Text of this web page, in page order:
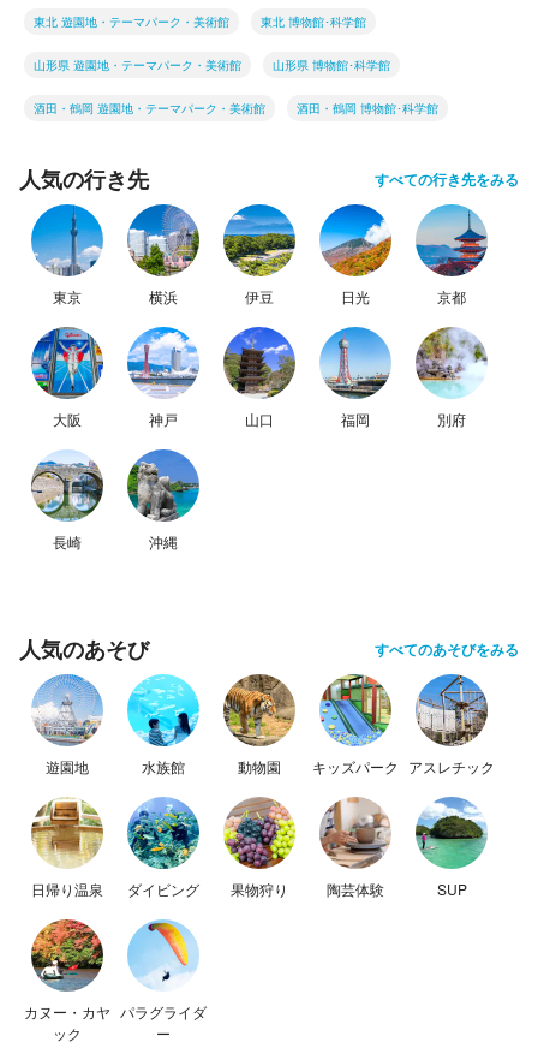
東北 遊園地・テーマパーク・美術館 東北 博物館･科学館
山形県 遊園地・テーマパーク・美術館 山形県 博物館･科学館
酒田・鶴岡 遊園地・テーマパーク・美術館 酒田・鶴岡 博物館･科学館
人気の行き先 すべての行き先をみる
東京 横浜 伊豆 日光 京都
大阪 神戸 山口 福岡 別府
長崎 沖縄
人気のあそび すべてのあそびをみる
遊園地 水族館 動物園 キッズパーク アスレチック
日帰り温泉 ダイビング 果物狩り 陶芸体験 SUP
カヌー・カヤ
ック
パラグライダ
ー